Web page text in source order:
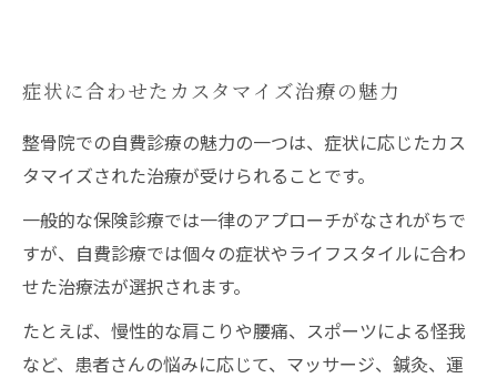
症状に合わせたカスタマイズ治療の魅力
整骨院での自費診療の魅力の一つは、症状に応じたカス
タマイズされた治療が受けられることです。
一般的な保険診療では一律のアプローチがなされがちで
すが、自費診療では個々の症状やライフスタイルに合わ
せた治療法が選択されます。
たとえば、慢性的な肩こりや腰痛、スポーツによる怪我
など、患者さんの悩みに応じて、マッサージ、鍼灸、運